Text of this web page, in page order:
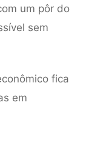
um pôr do
sem
fica
em